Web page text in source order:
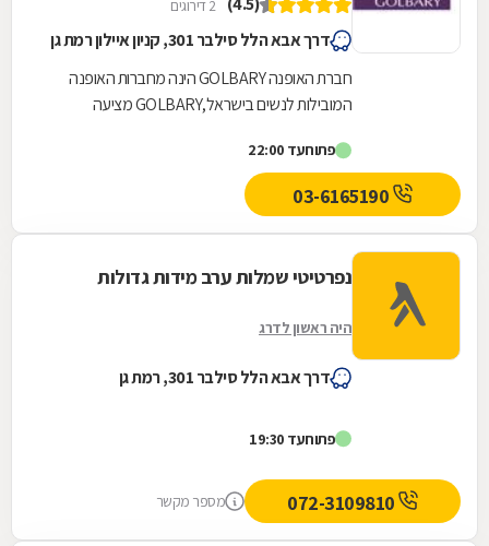
2 דירוגים
דרך אבא הלל סילבר 301, קניון איילון רמת גן
חברת האופנה GOLBARY הינה מחברות האופנה
המובילות לנשים בישראל,GOLBARY מציעה
וייחודיים המיוצרים...
פתוחעד 22:00
נפרטיטי שמלות ערב מידות גדולות
היה ראשון לדרג
דרך אבא הלל סילבר 301, רמת גן
פתוחעד 19:30
מספר מקשר